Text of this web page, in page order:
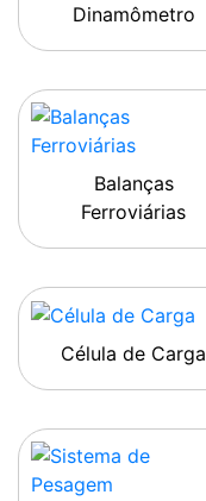
Dinamômetro
Balanças
Ferroviárias
Célula de Carga